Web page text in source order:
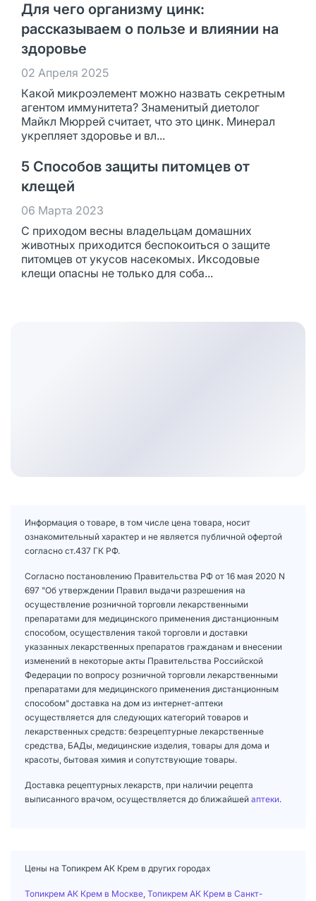
Для чего организму цинк:
рассказываем о пользе и влиянии на
здоровье
02 Апреля 2025
Какой микроэлемент можно назвать секретным
агентом иммунитета? Знаменитый диетолог
Майкл Мюррей считает, что это цинк. Минерал
укрепляет здоровье и вл...
5 Способов защиты питомцев от
клещей
06 Марта 2023
С приходом весны владельцам домашних
животных приходится беспокоиться о защите
питомцев от укусов насекомых. Иксодовые
клещи опасны не только для соба...
Информация о товаре, в том числе цена товара, носит
ознакомительный характер и не является публичной офертой
согласно ст.437 ГК РФ.
Согласно постановлению Правительства РФ от 16 мая 2020 N
697 "Об утверждении Правил выдачи разрешения на
осуществление розничной торговли лекарственными
препаратами для медицинского применения дистанционным
способом, осуществления такой торговли и доставки
указанных лекарственных препаратов гражданам и внесении
изменений в некоторые акты Правительства Российской
Федерации по вопросу розничной торговли лекарственными
препаратами для медицинского применения дистанционным
способом" доставка на дом из интернет-аптеки
осуществляется для следующих категорий товаров и
лекарственных средств: безрецептурные лекарственные
средства, БАДы, медицинские изделия, товары для дома и
красоты, бытовая химия и сопутствующие товары.
Доставка рецептурных лекарств, при наличии рецепта
выписанного врачом, осуществляется до ближайшей аптеки.
Цены на Топикрем АК Крем в других городах
Топикрем АК Крем в Москве Топикрем АК Крем в Санкт-